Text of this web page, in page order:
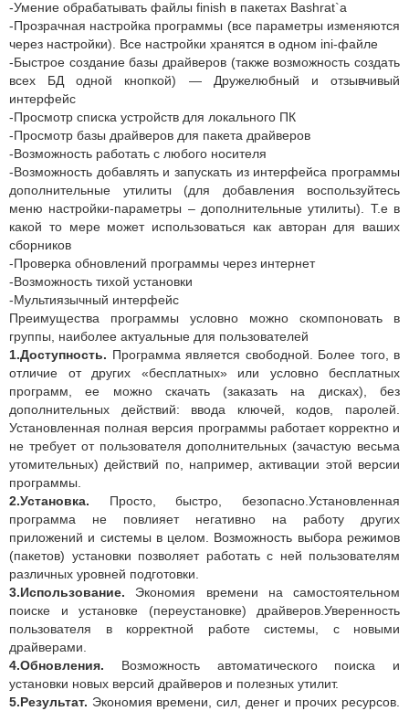
-Умение обрабатывать файлы finish в пакетах Bashrat`а
-Прозрачная настройка программы (все параметры изменяются
через настройки). Все настройки хранятся в одном ini-файле
-Быстрое создание базы драйверов (также возможность создать
всех БД одной кнопкой) — Дружелюбный и отзывчивый
интерфейс
-Просмотр списка устройств для локального ПК
-Просмотр базы драйверов для пакета драйверов
-Возможность работать с любого носителя
-Возможность добавлять и запускать из интерфейса программы
дополнительные утилиты (для добавления воспользуйтесь
меню настройки-параметры – дополнительные утилиты). Т.е в
какой то мере может использоваться как авторан для ваших
сборников
-Проверка обновлений программы через интернет
-Возможность тихой установки
-Мультиязычный интерфейс
Преимущества программы условно можно скомпоновать в
группы, наиболее актуальные для пользователей
1.Доступность. Программа является свободной. Более того, в
отличие от других «бесплатных» или условно бесплатных
программ, ее можно скачать (заказать на дисках), без
дополнительных действий: ввода ключей, кодов, паролей.
Установленная полная версия программы работает корректно и
не требует от пользователя дополнительных (зачастую весьма
утомительных) действий по, например, активации этой версии
программы.
2.Установка. Просто, быстро, безопасно.Установленная
программа не повлияет негативно на работу других
приложений и системы в целом. Возможность выбора режимов
(пакетов) установки позволяет работать с ней пользователям
различных уровней подготовки.
3.Использование. Экономия времени на самостоятельном
поиске и установке (переустановке) драйверов.Уверенность
пользователя в корректной работе системы, с новыми
драйверами.
4.Обновления. Возможность автоматического поиска и
установки новых версий драйверов и полезных утилит.
5.Результат. Экономия времени, сил, денег и прочих ресурсов.